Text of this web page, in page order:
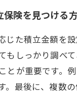
保険を見つける
じた積立金額を
もしっかり調べ
とが重要です。
。最後に、複数